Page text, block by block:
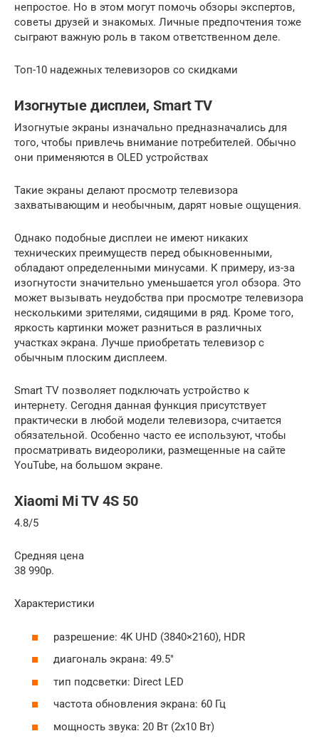
непростое. Но в этом могут помочь обзоры экспертов,
советы друзей и знакомых. Личные предпочтения тоже
сыграют важную роль в таком ответственном деле.
Топ-10 надежных телевизоров со скидками
Изогнутые дисплеи, Smart TV
Изогнутые экраны изначально предназначались для
того, чтобы привлечь внимание потребителей. Обычно
они применяются в OLED устройствах
Такие экраны делают просмотр телевизора
захватывающим и необычным, дарят новые ощущения.
Однако подобные дисплеи не имеют никаких
технических преимуществ перед обыкновенными,
обладают определенными минусами. К примеру, из-за
изогнутости значительно уменьшается угол обзора. Это
может вызывать неудобства при просмотре телевизора
несколькими зрителями, сидящими в ряд. Кроме того,
яркость картинки может разниться в различных
участках экрана. Лучше приобретать телевизор с
обычным плоским дисплеем.
Smart TV позволяет подключать устройство к
интернету. Сегодня данная функция присутствует
практически в любой модели телевизора, считается
обязательной. Особенно часто ее используют, чтобы
просматривать видеоролики, размещенные на сайте
YouTube, на большом экране.
Xiaomi Mi TV 4S 50
4.8/5
Средняя цена
38 990р.
Характеристики
разрешение: 4K UHD (3840×2160), HDR
диагональ экрана: 49.5″
тип подсветки: Direct LED
частота обновления экрана: 60 Гц
мощность звука: 20 Вт (2х10 Вт)